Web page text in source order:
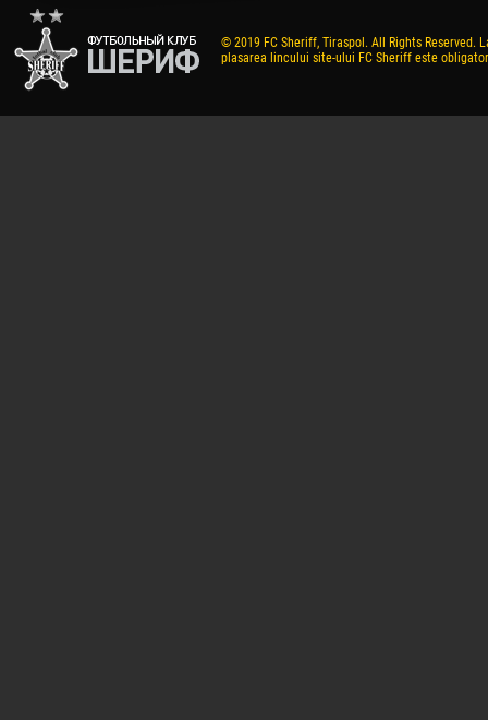
© 2019 FC Sheriff, Tiraspol. All Rights
plasarea lincului site-ului FC Sheriff este